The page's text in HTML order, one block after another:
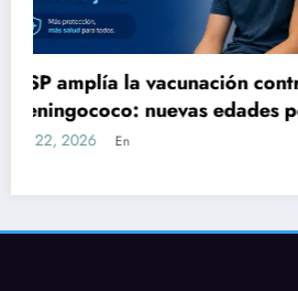
Clearing gratis – cómo
cédula qué deudas e
July 15, 2026